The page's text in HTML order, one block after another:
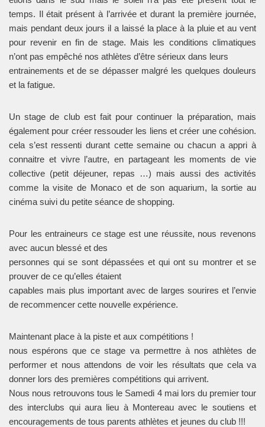
temps. Il était présent à l’arrivée et durant la première journée,
mais pendant deux jours il a laissé la place à la pluie et au vent
pour revenir en fin de stage. Mais les conditions climatiques
n’ont pas empêché nos athlètes d’être sérieux dans leurs
entrainements et de se dépasser malgré les quelques douleurs
et la fatigue.
Un stage de club est fait pour continuer la préparation, mais
également pour créer ressouder les liens et créer une cohésion.
cela s’est ressenti durant cette semaine ou chacun a appri à
connaitre et vivre l’autre, en partageant les moments de vie
collective (petit déjeuner, repas …) mais aussi des activités
comme la visite de Monaco et de son aquarium, la sortie au
cinéma suivi du petite séance de shopping.
Pour les entraineurs ce stage est une réussite, nous revenons
avec aucun blessé et des
personnes qui se sont dépassées et qui ont su montrer et se
prouver de ce qu’elles étaient
capables mais plus important avec de larges sourires et l’envie
de recommencer cette nouvelle expérience.
Maintenant place à la piste et aux compétitions !
nous espérons que ce stage va permettre à nos athlètes de
performer et nous attendons de voir les résultats que cela va
donner lors des premières compétitions qui arrivent.
Nous nous retrouvons tous le Samedi 4 mai lors du premier tour
des interclubs qui aura lieu à Montereau avec le soutiens et
encouragements de tous parents athlètes et jeunes du club !!!